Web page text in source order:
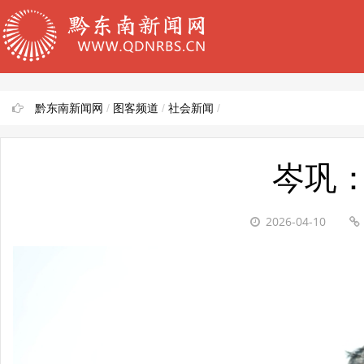
黔东南新闻网 / 图客频道 / 社会新闻 /
岑巩
2026-04-10